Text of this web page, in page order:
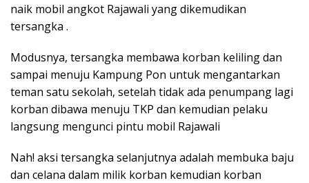
naik mobil angkot Rajawali yang dikemudikan
tersangka .
Modusnya, tersangka membawa korban keliling dan
sampai menuju Kampung Pon untuk mengantarkan
teman satu sekolah, setelah tidak ada penumpang lagi
korban dibawa menuju TKP dan kemudian pelaku
langsung mengunci pintu mobil Rajawali
Nah! aksi tersangka selanjutnya adalah membuka baju
dan celana dalam milik korban kemudian korban